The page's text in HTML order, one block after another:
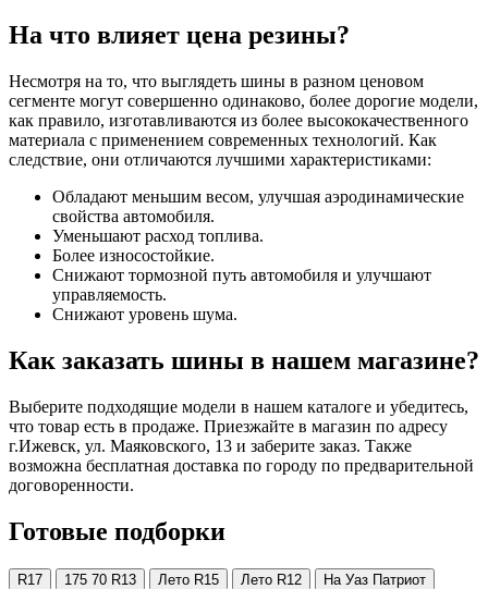
На что влияет цена резины?
Несмотря на то, что выглядеть шины в разном ценовом
сегменте могут совершенно одинаково, более дорогие модели,
как правило, изготавливаются из более высококачественного
материала с применением современных технологий. Как
следствие, они отличаются лучшими характеристиками:
Обладают меньшим весом, улучшая аэродинамические
свойства автомобиля.
Уменьшают расход топлива.
Более износостойкие.
Снижают тормозной путь автомобиля и улучшают
управляемость.
Снижают уровень шума.
Как заказать шины в нашем магазине?
Выберите подходящие модели в нашем каталоге и убедитесь,
что товар есть в продаже. Приезжайте в магазин по адресу
г.Ижевск, ул. Маяковского, 13 и заберите заказ. Также
возможна бесплатная доставка по городу по предварительной
договоренности.
Готовые подборки
R17 175 70 R13 Лето R15 Лето R12 На Уаз Патриот